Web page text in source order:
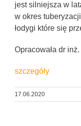
jest silniejsza w
w okres
łodygi które się
Opracowała dr
szczegóły
17.06.2020